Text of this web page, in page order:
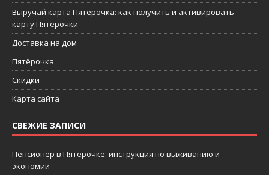
Выручай карта Пятерочка: как получить и активировать
карту Пятерочки
Доставка на дом
Пятёрочка
Скидки
Карта сайта
СВЕЖИЕ ЗАПИСИ
Пенсионер в Пятёрочке: инструкция по выживанию и
экономии